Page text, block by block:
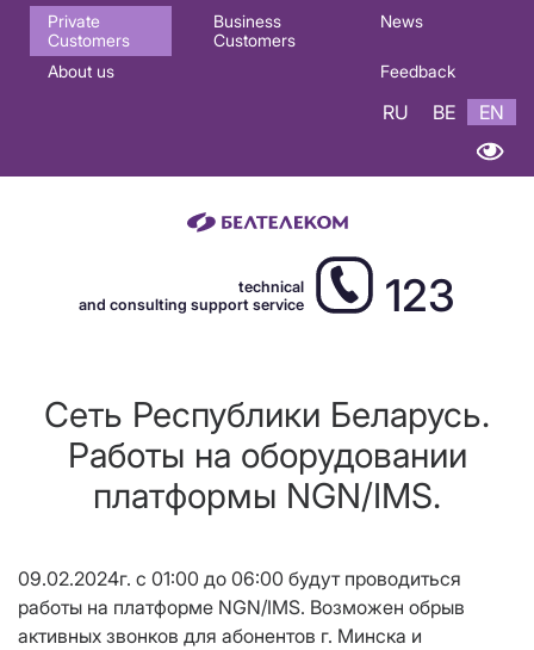
Основная
навигация
Private
Customers
Business
Customers
News
About us Feedback
RU BE EN
technical
and consulting support service
123
Сеть Республики Беларусь.
Работы на оборудовании
платформы NGN/IMS.
09.02.2024г. с 01:00 до 06:00 будут проводиться
работы на платформе NGN/IMS. Возможен обрыв
активных звонков для абонентов г. Минска и